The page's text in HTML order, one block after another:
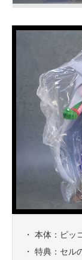
・ 本体：ピッ
・ 特典：セル